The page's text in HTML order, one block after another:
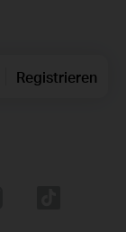
Registrieren